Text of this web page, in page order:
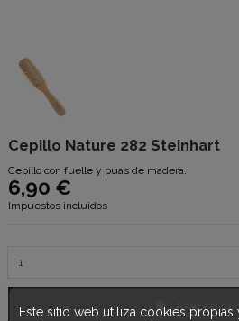
Cepillo Nature 282 Steinhart
Cepillo con fuelle y púas de madera.
6,90 €
Impuestos incluidos
Añadir al
Este sitio web utiliza cookies propias